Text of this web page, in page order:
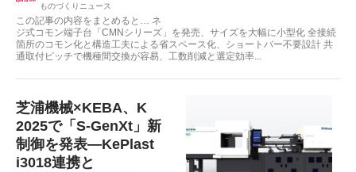
ものづくりニュース
この記事の内容をまとめると… ネ
ジ式コモン端子台「CMNシリーズ」を発売、サイズを大幅に小型化 全接続
箇所のコモン化と構造工夫による省スペース化、ショートバー不要設計 共
通取付ピッチで機種間交換が容易、工数削減と選定効率...
芝浦機械×KEBA、K
2025で「S-GenXt」新
制御を発表—KePlast
i3018連携と